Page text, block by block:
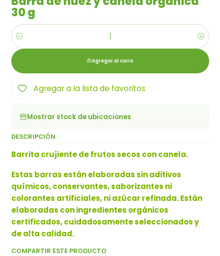
30 g
Cantidad
Agregar al carro
Agregar a la lista de favoritos
Mostrar stock de ubicaciones
DESCRIPCIÓN
Barrita crujiente de frutos secos con canela.
Estas barras están elaboradas sin aditivos
químicos, conservantes, saborizantes ni
colorantes artificiales, ni azúcar refinada. Están
elaboradas con ingredientes orgánicos
certificados, cuidadosamente seleccionados y
de alta calidad.
COMPARTIR ESTE PRODUCTO